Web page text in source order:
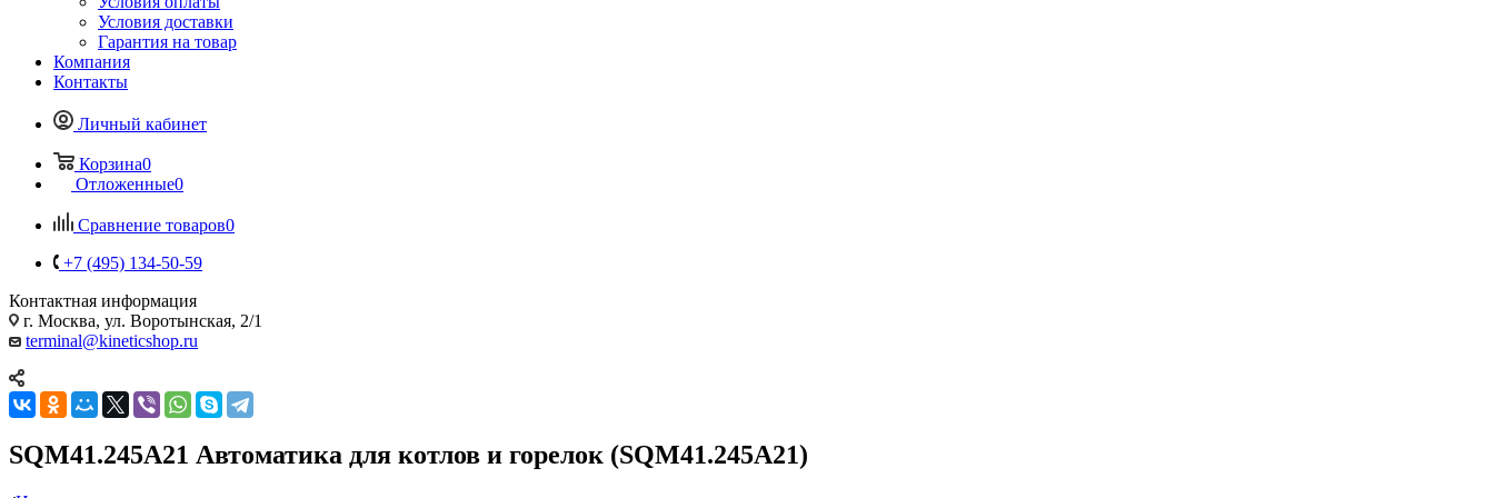
Условия доставки
Гарантия на товар
Компания
Контакты
Личный кабинет
Корзина0
Отложенные0
Сравнение товаров0
+7 (495) 134-50-59
Контактная информация
г. Москва, ул. Воротынская, 2/1
terminal@kineticshop.ru
SQM41.245A21 Автоматика для котлов и горелок (SQM41.245A21)